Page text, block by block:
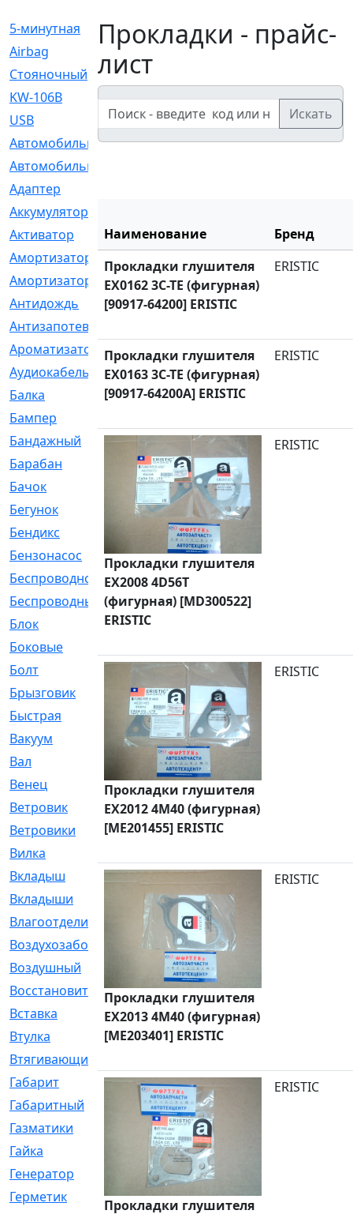
5-минутная
[1]
Airbag
Cтояночный
KW-106B
[0]
USB
[6]
Автомобильное
[6]
Автомобильный
Адаптер
Аккумулятор
Активатор
[1]
Амортизатор
Амортизаторы
[21]
Антидождь
[1]
Антизапотеватель
Ароматизатор
[35]
Аудиокабель
[2]
Балка
[58]
Бампер
Бандажный
[6]
Барабан
[5]
Бачок
[40]
Бегунок
[21]
Бендикс
Бензонасос
[17]
Беспроводное
[2]
Беспроводные
[1]
Блок
[81]
Боковые
Болт
[247]
Брызговик
[77]
Быстрая
[2]
Вакуум
[23]
Вал
[194]
Венец
[16]
Ветровик
[132]
Ветровики
[2]
Вилка
Вкладыш
[41]
Вкладыши
[1131]
Влагоотделитель
[2]
Воздухозаборник
[2]
Воздушный
Восстановительный
[1]
Вставка
[168]
Втулка
[1875]
Втягивающий
Габарит
[286]
Габаритный
[6]
Газматики
[117]
Гайка
[104]
Генератор
[148]
Герметик
[15]
Прокладки - прайс-
лист
Искать
Наименование
Бренд
Прокладки глушителя
EX0162 3C-TE (фигурная)
[90917-64200] ERISTIC
ERISTIC
Прокладки глушителя
EX0163 3C-TE (фигурная)
[90917-64200A] ERISTIC
ERISTIC
Прокладки глушителя
EX2008 4D56T
(фигурная) [MD300522]
ERISTIC
ERISTIC
Прокладки глушителя
EX2012 4M40 (фигурная)
[ME201455] ERISTIC
ERISTIC
Прокладки глушителя
EX2013 4M40 (фигурная)
[ME203401] ERISTIC
ERISTIC
Прокладки глушителя
ERISTIC